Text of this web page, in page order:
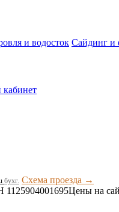
и водосток Сайдинг и
бухг. Схема проезда →
Цены на